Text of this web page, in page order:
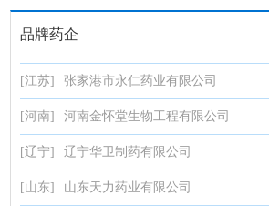
品牌药企
[江苏] 张家港市永仁药业有限公司
[河南] 河南金怀堂生物工程有限公司
[辽宁] 辽宁华卫制药有限公司
[山东] 山东天力药业有限公司